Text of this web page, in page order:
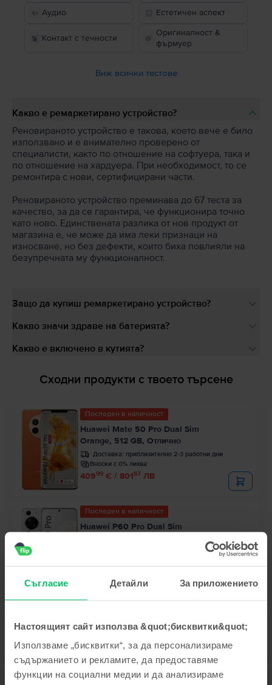
Съгласие Детайли За приложението
Настоящият сайт използва &quot;бисквитки&quot;
Използваме „бисквитки“, за да персонализираме
съдържанието и рекламите, да предоставяме
функции на социални медии и да анализираме
Аудио Естетичен аспект
Контакт с течности
Оригиналност &
фърмуер
Виж всички тестове
Какво е ремаркетирано устройство?
Реновираното устройство е такова, което вече е било
използвано и е внимателно проверено от
специалисти, както по отношение на софтуера, така и
по отношение на хардуера. При необходимост, то се
ремонтира с нови, сертифицирани части.
Реновираното устройство преминава до 67 теста за
качество, за да се гарантира, че функционира точно
като ново. Единствената разлика от нов продукт от
магазина е, че може да има леки признаци на
износване, но без дефекти, които биха повлияли на
безупречната му функционалност.
Защо да купиш ремаркетирано устройство?
Какво значи здраве на батерията?
Какво е включено в кутията?
Сходни продукти с твоето търсене
Последен в наличност
Huawei Mate 50 Pro Dual Sim
Orange, 512 GB, Отлично
Доставка: приблизително 2-3 работни дни
Вноски с 0% лихва
40999 € / 80187 ЛВ
Последен в наличност
Huawei P60 Pro Dual Sim
приблизително 2-3 работни дни